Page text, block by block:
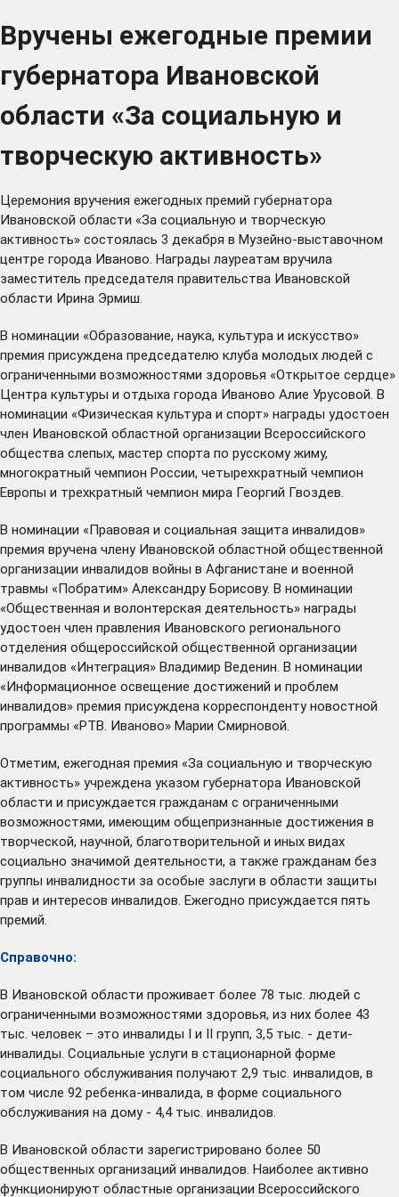
Вручены ежегодные премии
губернатора Ивановской
области «За социальную и
творческую активность»
Церемония вручения ежегодных премий губернатора
Ивановской области «За социальную и творческую
активность» состоялась 3 декабря в Музейно-выставочном
центре города Иваново. Награды лауреатам вручила
заместитель председателя правительства Ивановской
области Ирина Эрмиш.
В номинации «Образование, наука, культура и искусство»
премия присуждена председателю клуба молодых людей с
ограниченными возможностями здоровья «Открытое сердце»
Центра культуры и отдыха города Иваново Алие Урусовой. В
номинации «Физическая культура и спорт» награды удостоен
член Ивановской областной организации Всероссийского
общества слепых, мастер спорта по русскому жиму,
многократный чемпион России, четырехкратный чемпион
Европы и трехкратный чемпион мира Георгий Гвоздев.
В номинации «Правовая и социальная защита инвалидов»
премия вручена члену Ивановской областной общественной
организации инвалидов войны в Афганистане и военной
травмы «Побратим» Александру Борисову. В номинации
«Общественная и волонтерская деятельность» награды
удостоен член правления Ивановского регионального
отделения общероссийской общественной организации
инвалидов «Интеграция» Владимир Веденин. В номинации
«Информационное освещение достижений и проблем
инвалидов» премия присуждена корреспонденту новостной
программы «РТВ. Иваново» Марии Смирновой.
Отметим, ежегодная премия «За социальную и творческую
активность» учреждена указом губернатора Ивановской
области и присуждается гражданам с ограниченными
возможностями, имеющим общепризнанные достижения в
творческой, научной, благотворительной и иных видах
социально значимой деятельности, а также гражданам без
группы инвалидности за особые заслуги в области защиты
прав и интересов инвалидов. Ежегодно присуждается пять
премий.
Справочно:
В Ивановской области проживает более 78 тыс. людей с
ограниченными возможностями здоровья, из них более 43
тыс. человек – это инвалиды I и II групп, 3,5 тыс. - дети-
инвалиды. Социальные услуги в стационарной форме
социального обслуживания получают 2,9 тыс. инвалидов, в
том числе 92 ребенка-инвалида, в форме социального
обслуживания на дому - 4,4 тыс. инвалидов.
В Ивановской области зарегистрировано более 50
общественных организаций инвалидов. Наиболее активно
функционируют областные организации Всероссийского